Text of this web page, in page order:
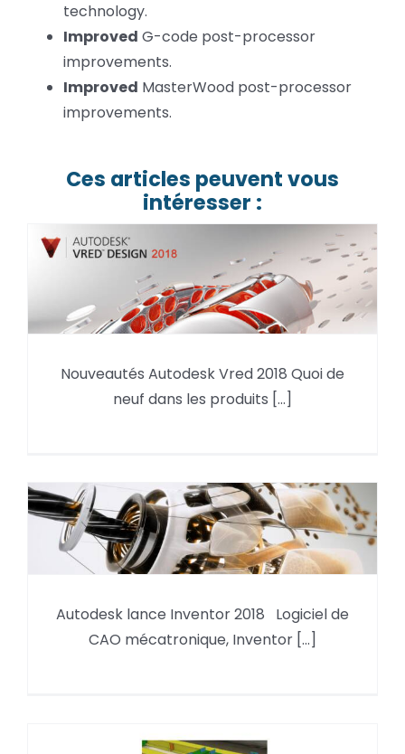
technology.
Improved G-code post-processor
improvements.
Improved MasterWood post-processor
improvements.
Ces articles peuvent vous
intéresser :
Nouveautés Autodesk Vred 2018
Nouveautés Autodesk Vred 2018 Quoi de
neuf dans les produits [...]
Autodesk lance Inventor 2018
Autodesk lance Inventor 2018 Logiciel de
CAO mécatronique, Inventor [...]